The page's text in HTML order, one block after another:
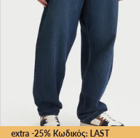
extra -25% Κωδικός: LAST